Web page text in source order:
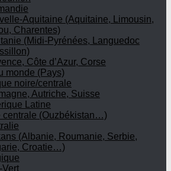
Aquitaine (Aquitaine, Limousin,
Charentes)
(Midi-Pyrénées, Languedoc
Côte d’Azur, Corse
monde (Pays)
noire/centrale
Autriche, Suisse
Latine
centrale (Ouzbékistan…)
(Albanie, Roumanie, Serbie,
Croatie…)
Vert